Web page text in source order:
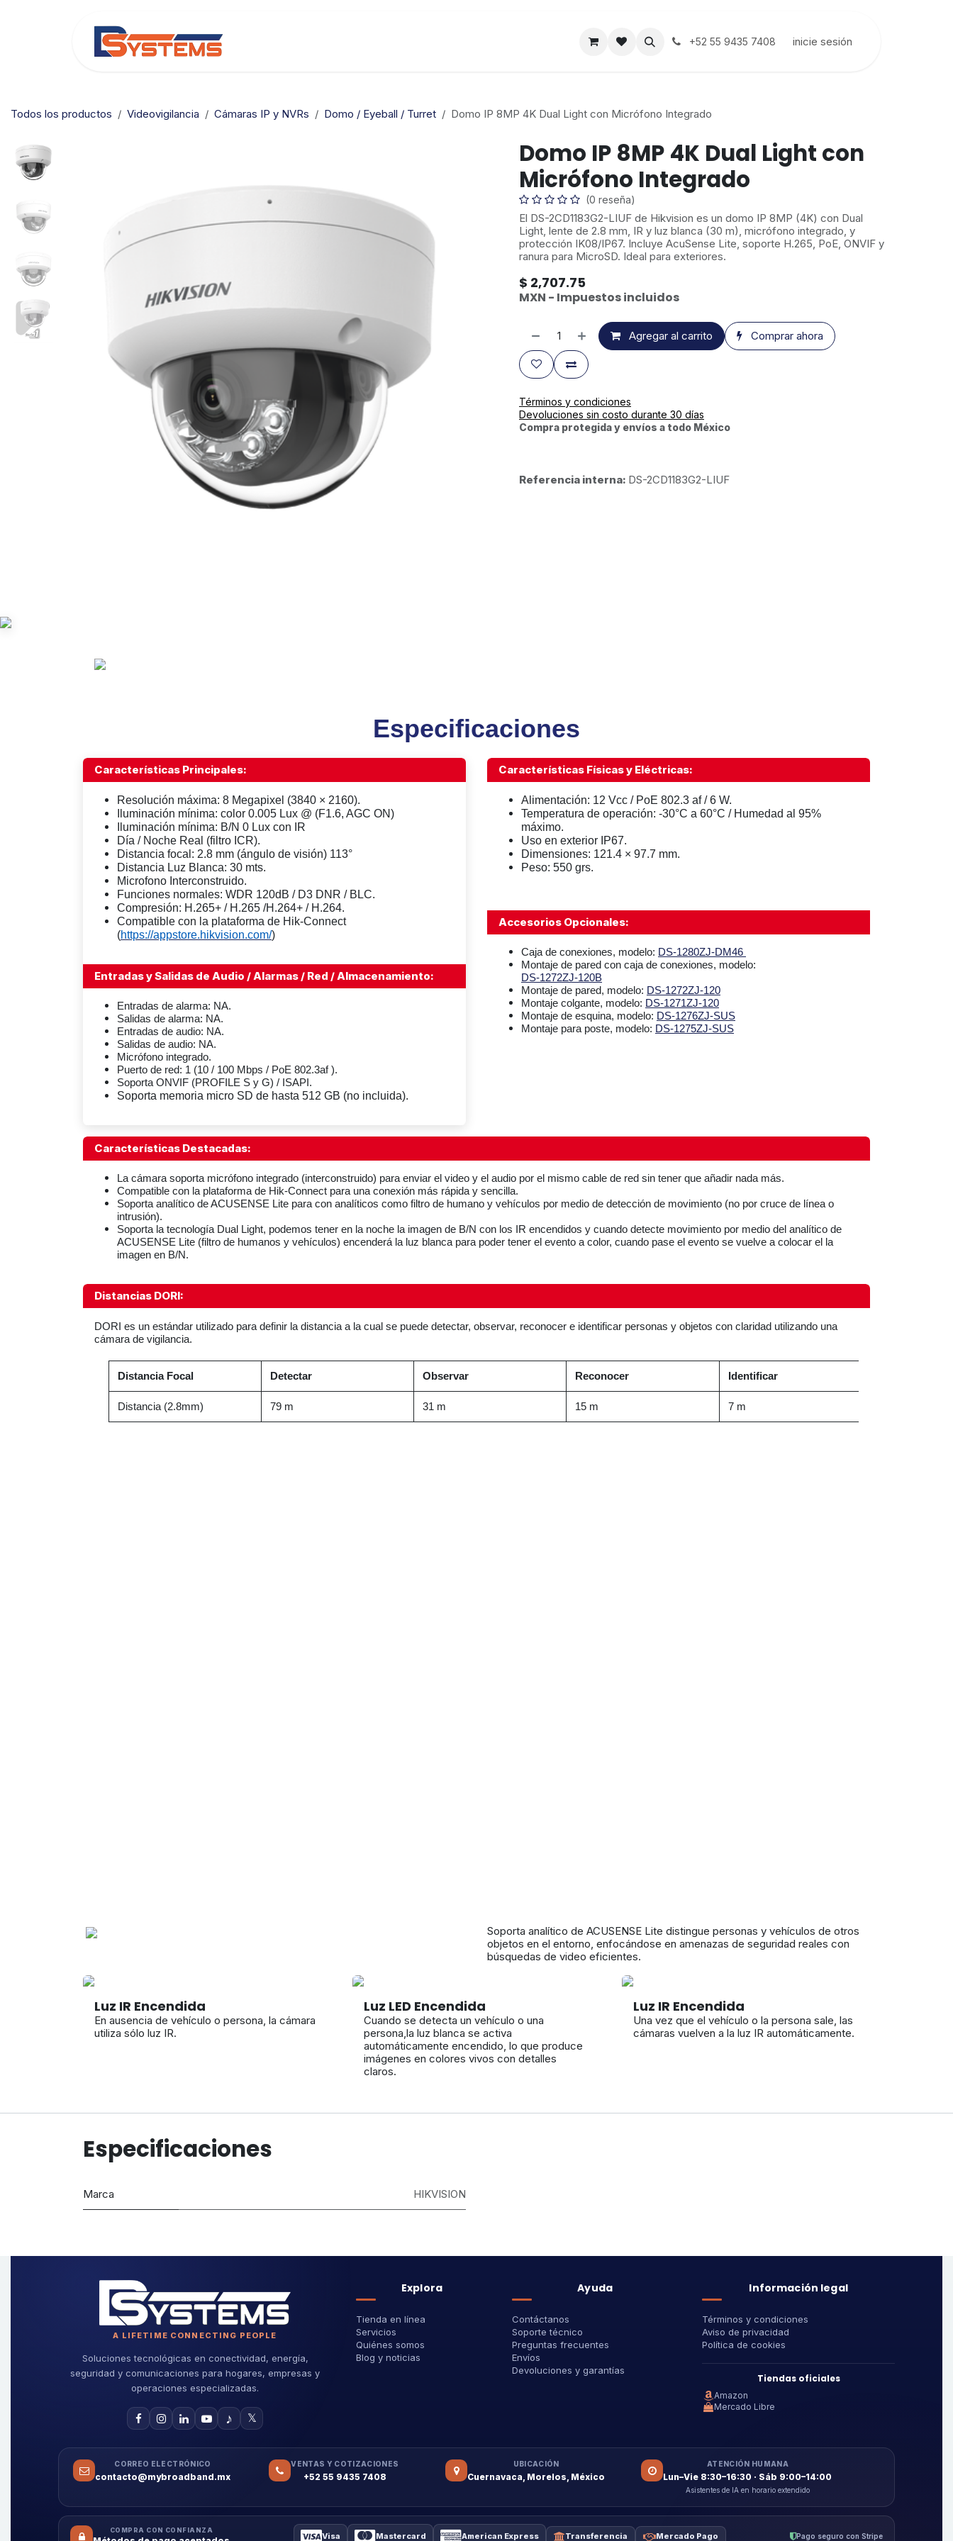
+52 55 9435 7408 inicie sesión
Todos los productos Videovigilancia Cámaras IP y NVRs Domo / Eyeball / Turret Domo IP 8MP 4K Dual Light con Micrófono Integrado
Domo IP 8MP 4K Dual Light con
Micrófono Integrado
(0 reseña)
El DS-2CD1183G2-LIUF de Hikvision es un domo IP 8MP (4K) con Dual
Light, lente de 2.8 mm, IR y luz blanca (30 m), micrófono integrado, y
protección IK08/IP67. Incluye AcuSense Lite, soporte H.265, PoE, ONVIF y
ranura para MicroSD. Ideal para exteriores.
$ 2,707.75
MXN - Impuestos incluidos
Agregar al carrito Comprar ahora
Términos y condiciones
Devoluciones sin costo durante 30 días
Compra protegida y envíos a todo México
Referencia interna: DS-2CD1183G2-LIUF
Especificaciones
Características Principales:
Resolución máxima: 8 Megapixel (3840 × 2160).
Iluminación mínima: color 0.005 Lux @ (F1.6, AGC ON)
Iluminación mínima: B/N 0 Lux con IR
Día / Noche Real (filtro ICR).
Distancia focal: 2.8 mm (ángulo de visión) 113°
Distancia Luz Blanca: 30 mts.
Microfono Interconstruido.
Funciones normales: WDR 120dB / D3 DNR / BLC.
Compresión: H.265+ / H.265 /H.264+ / H.264.
Compatible con la plataforma de Hik-Connect
(https://appstore.hikvision.com/)
Entradas y Salidas de Audio / Alarmas / Red / Almacenamiento:
Entradas de alarma: NA.
Salidas de alarma: NA.
Entradas de audio: NA.
Salidas de audio: NA.
Micrófono integrado.
Puerto de red: 1 (10 / 100 Mbps / PoE 802.3af ).
Soporta ONVIF (PROFILE S y G) / ISAPI.
Soporta memoria micro SD de hasta 512 GB (no incluida).
Características Físicas y Eléctricas:
Alimentación: 12 Vcc / PoE 802.3 af / 6 W.
Temperatura de operación: -30°C a 60°C / Humedad al 95%
máximo.
Uso en exterior IP67.
Dimensiones: 121.4 × 97.7 mm.
​Peso: 550 grs.
Accesorios Opcionales:
Caja de conexiones, modelo: DS-1280ZJ-DM46
Montaje de pared con caja de conexiones, modelo:
DS-1272ZJ-120B
Montaje de pared, modelo: DS-1272ZJ-120
Montaje colgante, modelo: DS-1271ZJ-120
Montaje de esquina, modelo: DS-1276ZJ-SUS
Montaje para poste, modelo: DS-1275ZJ-SUS
Características Destacadas:
La cámara soporta micrófono integrado (interconstruido) para enviar el video y el audio por el mismo cable de red sin tener que añadir nada más.
Compatible con la plataforma de Hik-Connect para una conexión más rápida y sencilla.
Soporta analítico de ACUSENSE Lite para con analíticos como filtro de humano y vehículos por medio de detección de movimiento (no por cruce de línea o
intrusión).
Soporta la tecnología Dual Light, podemos tener en la noche la imagen de B/N con los IR encendidos y cuando detecte movimiento por medio del analítico de
ACUSENSE Lite (filtro de humanos y vehículos) encenderá la luz blanca para poder tener el evento a color, cuando pase el evento se vuelve a colocar el la
imagen en B/N.
Distancias DORI:
DORI es un estándar utilizado para definir la distancia a la cual se puede detectar, observar, reconocer e identificar personas y objetos con claridad utilizando una
cámara de vigilancia.
Distancia Focal Detectar Observar Reconocer Identificar
Distancia (2.8mm) 79 m 31 m 15 m 7 m
Soporta analítico de ACUSENSE Lite distingue personas y vehículos de otros
objetos en el entorno, enfocándose en amenazas de seguridad reales con
búsquedas de video eficientes.
Luz IR Encendida
En ausencia de vehículo o persona, la cámara
utiliza sólo luz IR.
Luz LED Encendida
Cuando se detecta un vehículo o una
persona,la luz blanca se activa
automáticamente encendido, lo que produce
imágenes en colores vivos con detalles
claros.
Luz IR Encendida
Una vez que el vehículo o la persona sale, las
cámaras vuelven a la luz IR automáticamente.
Especificaciones
Marca HIKVISION
A LIFETIME CONNECTING PEOPLE
Soluciones tecnológicas en conectividad, energía,
seguridad y comunicaciones para hogares, empresas y
operaciones especializadas.
♪ 𝕏
Explora
Tienda en línea
Servicios
Quiénes somos
Blog y noticias
Ayuda
Contáctanos
Soporte técnico
Preguntas frecuentes
Envíos
Devoluciones y garantías
Información legal
Términos y condiciones
Aviso de privacidad
Política de cookies
Tiendas oficiales
Amazon
Mercado Libre
CORREO ELECTRÓNICO
contacto@mybroadband.mx
VENTAS Y COTIZACIONES
+52 55 9435 7408
UBICACIÓN
Cuernavaca, Morelos, México
ATENCIÓN HUMANA
Lun–Vie 8:30–16:30 · Sáb 9:00–14:00
Asistentes de IA en horario extendido
COMPRA CON CONFIANZA
Visa Mastercard American Express Transferencia Mercado Pago Pago seguro con Stripe